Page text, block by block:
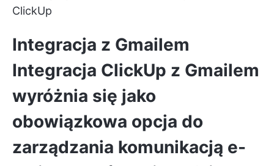
ClickUp
Integracja z Gmailem
Integracja ClickUp z Gmailem
wyróżnia się jako
obowiązkowa opcja do
zarządzania komunikacją e-